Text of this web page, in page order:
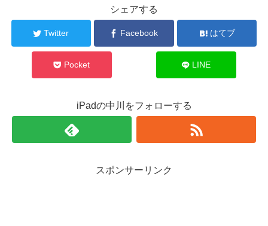
シェアする
Twitter Facebook はてブ
Pocket LINE
iPadの中川をフォローする
スポンサーリンク